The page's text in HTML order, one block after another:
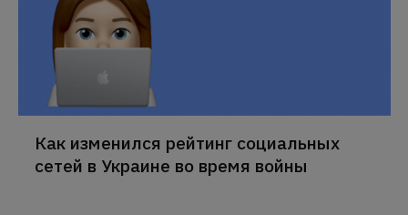
Как изменился рейтинг социальных
сетей в Украине во время войны